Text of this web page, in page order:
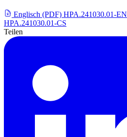
Englisch (PDF) HPA.241030.01-EN
HPA.241030.01-CS
Teilen